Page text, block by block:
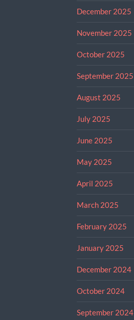
December 2025
November 2025
October 2025
September 2025
August 2025
July 2025
June 2025
May 2025
April 2025
March 2025
February 2025
January 2025
December 2024
October 2024
September 2024